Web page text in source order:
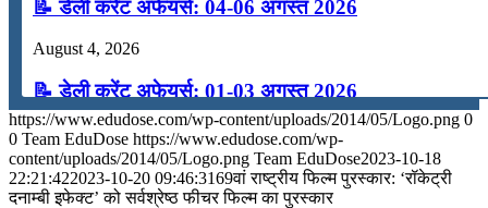
📝 डेली करेंट अफेयर्स: 04-06 अगस्त 2026
August 4, 2026
📝 डेली करेंट अफेयर्स: 01-03 अगस्त 2026
July 31, 2026
📝 डेली करेंट अफेयर्स: 28-31 जुलाई 2026
https://www.edudose.com/wp-content/uploads/2014/05/Logo.png 0
0 Team EduDose https://www.edudose.com/wp-
content/uploads/2014/05/Logo.png Team EduDose2023-10-18
22:21:422023-10-20 09:46:3169वां राष्ट्रीय फिल्म पुरस्कार: ‘रॉकेट्री
दनाम्‍बी इफेक्‍ट’ को सर्वश्रेष्‍ठ फीचर फिल्‍म का पुरस्कार